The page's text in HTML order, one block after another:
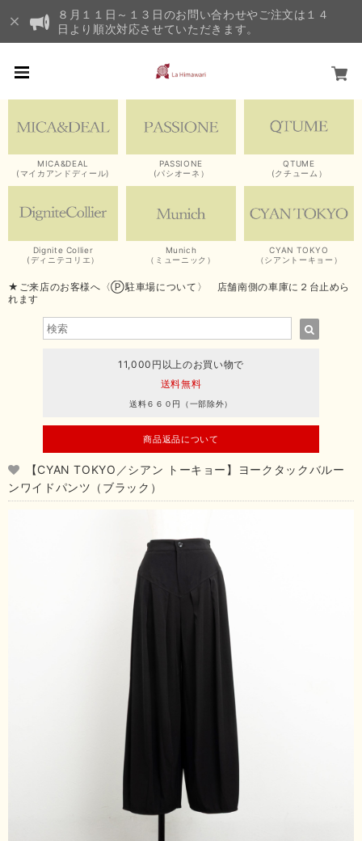
８月１１日～１３日のお問い合わせやご注文は１４
日より順次対応させていただきます。
MICA&DEAL
(マイカアンドディール)
PASSIONE
(パシオーネ）
QTUME
(クチューム）
Dignite Collier
(ディニテコリエ）
Munich
（ミューニック）
CYAN TOKYO
（シアントーキョー）
★ご来店のお客様へ〈Ⓟ駐車場について〉 店舗南側の車庫に２台止めら
れます
11,000円以上のお買い物で
送料無料
送料６６０円（一部除外）
商品返品について
【CYAN TOKYO／シアン トーキョー】ヨークタックバルー
ンワイドパンツ（ブラック）